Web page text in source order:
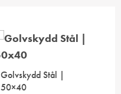
Golvskydd Stål |
50×40